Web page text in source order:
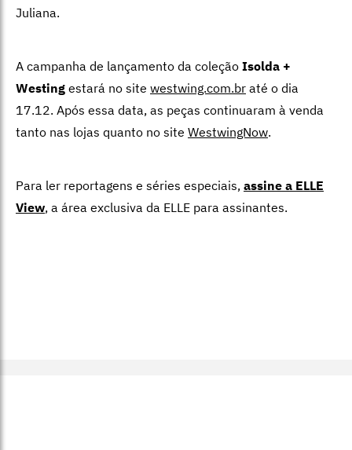
Juliana.
A campanha de lançamento da coleção Isolda +
Westing estará no site westwing.com.br até o dia
17.12. Após essa data, as peças continuaram à venda
tanto nas lojas quanto no site WestwingNow.
Para ler reportagens e séries especiais, assine a ELLE
View, a área exclusiva da ELLE para assinantes.